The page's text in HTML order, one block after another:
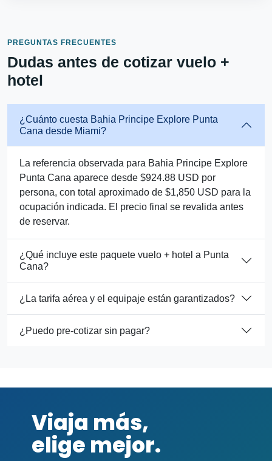
PREGUNTAS FRECUENTES
Dudas antes de cotizar vuelo +
hotel
¿Cuánto cuesta Bahia Principe Explore Punta
Cana desde Miami?
La referencia observada para Bahia Principe Explore
Punta Cana aparece desde $924.88 USD por
persona, con total aproximado de $1,850 USD para la
ocupación indicada. El precio final se revalida antes
de reservar.
¿Qué incluye este paquete vuelo + hotel a Punta
Cana?
¿La tarifa aérea y el equipaje están garantizados?
¿Puedo pre-cotizar sin pagar?
Viaja más,
elige mejor.